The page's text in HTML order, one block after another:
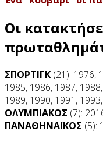
Οι
ΣΠΟΡΤΙΓΚ (21): 1976,
1985, 1986, 1987, 1988,
1989, 1990, 1991,
ΟΛΥΜΠΙΑΚΟΣ (7):
ΠΑΝΑΘΗΝΑΪΚΟΣ (5):